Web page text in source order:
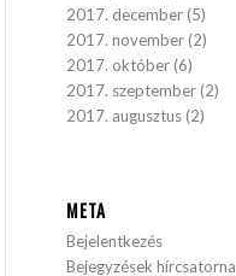
2017. december (5)
2017. november (2)
2017. október (6)
2017. szeptember (2)
2017. augusztus (2)
META
Bejelentkezés
Bejegyzések hírcsatorna